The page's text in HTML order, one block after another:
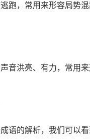
跑，常用来形容局势
音洪亮、有力，常用
语的解析，我们可以